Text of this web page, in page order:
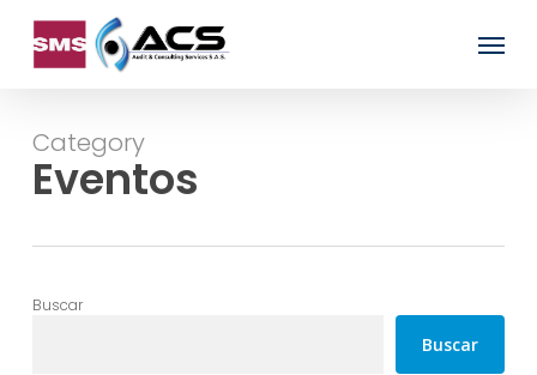
main
content
Menu
Category
Eventos
Buscar
Buscar